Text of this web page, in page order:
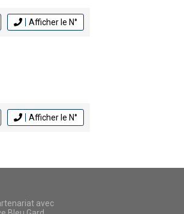
Afficher le N°
Afficher le N°
avec